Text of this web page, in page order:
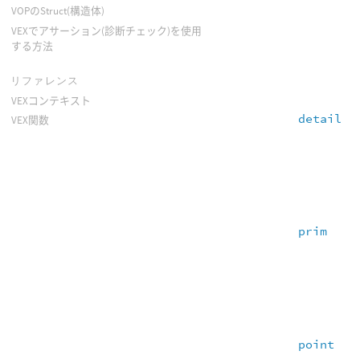
detail
prim
point
VOPのStruct(構造体)
VEXでアサーション(診断チェック)を使用
する方法
リファレンス
VEXコンテキスト
VEX関数